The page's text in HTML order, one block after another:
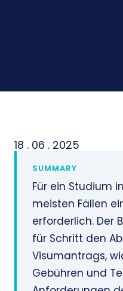
18 . 06 . 2025
SUMMARY
Für ein Studium
meisten Fällen
erforderlich. Der
für Schritt den
Visumantrags,
Gebühren und